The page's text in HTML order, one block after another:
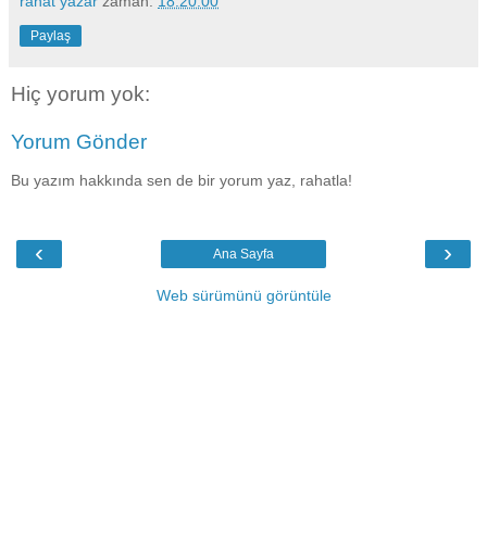
Paylaş
Hiç yorum yok:
Yorum Gönder
Bu yazım hakkında sen de bir yorum yaz, rahatla!
‹ ›
Ana Sayfa
Web sürümünü görüntüle